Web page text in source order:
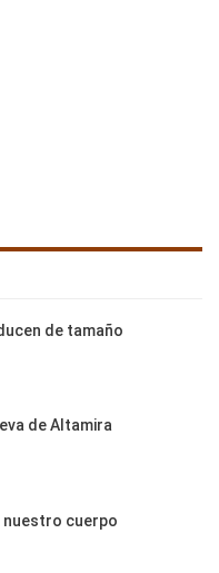
de tamaño
de Altamira
cuerpo